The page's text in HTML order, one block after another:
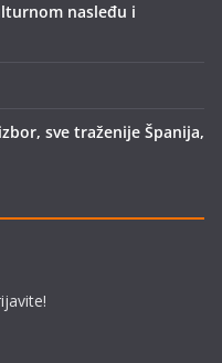
nasleđu i
sve traženije Španija,